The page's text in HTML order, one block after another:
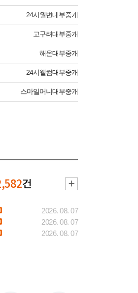
24시월변대부중개
고구려대부중개
해온대부중개
24시웰컴대부중개
스마일머니대부중개
건
2026. 08. 07
2026. 08. 07
2026. 08. 07